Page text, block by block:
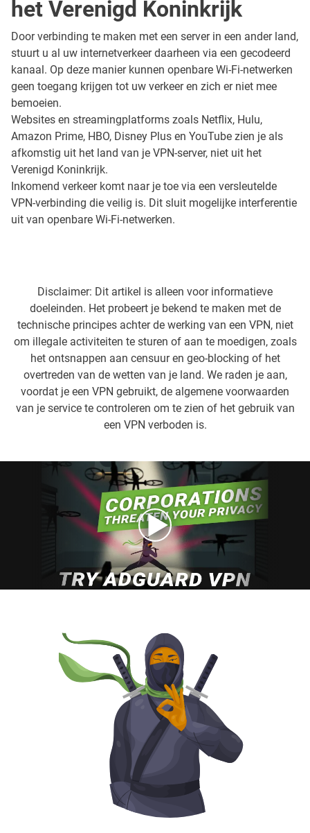
het Verenigd Koninkrijk
Door verbinding te maken met een server in een ander land,
stuurt u al uw internetverkeer daarheen via een gecodeerd
kanaal. Op deze manier kunnen openbare Wi-Fi-netwerken
geen toegang krijgen tot uw verkeer en zich er niet mee
bemoeien.
Websites en streamingplatforms zoals Netflix, Hulu,
Amazon Prime, HBO, Disney Plus en YouTube zien je als
afkomstig uit het land van je VPN-server, niet uit het
Verenigd Koninkrijk.
Inkomend verkeer komt naar je toe via een versleutelde
VPN-verbinding die veilig is. Dit sluit mogelijke interferentie
uit van openbare Wi-Fi-netwerken.
Disclaimer: Dit artikel is alleen voor informatieve
doeleinden. Het probeert je bekend te maken met de
technische principes achter de werking van een VPN, niet
om illegale activiteiten te sturen of aan te moedigen, zoals
het ontsnappen aan censuur en geo-blocking of het
overtreden van de wetten van je land. We raden je aan,
voordat je een VPN gebruikt, de algemene voorwaarden
van je service te controleren om te zien of het gebruik van
een VPN verboden is.